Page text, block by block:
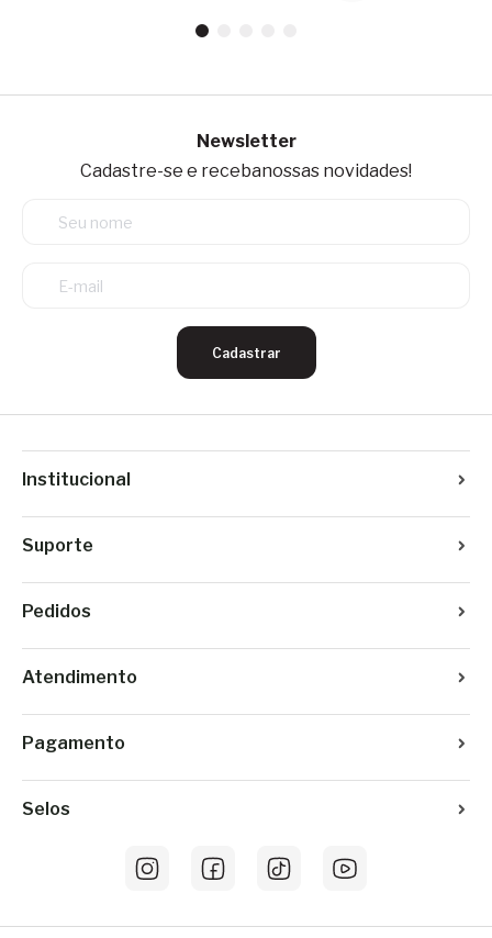
Newsletter
Cadastre-se e recebanossas novidades!
Cadastrar
Institucional
Suporte
Pedidos
Atendimento
Pagamento
Selos